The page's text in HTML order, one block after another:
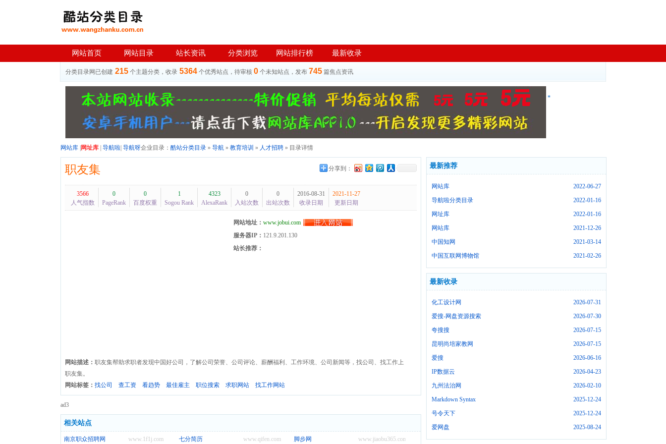
网站首页 网站目录 站长资讯 分类浏览 网站排行榜 最新收录
分类目录网已创建 215 个主题分类，收录 5364 个优秀站点，待审核 0 个未知站点，发布 745 篇焦点资讯
*
网站库 网址库 导航啦 导航呀企业目录： 酷站分类目录 » 导航 » 教育培训 » 人才招聘 » 目录详情
分享到：
职友集
3566
人气指数
0
PageRank
0
百度权重
1
Sogou Rank
4323
AlexaRank
0
入站次数
0
出站次数
2016-08-31
收录日期
2021-11-27
更新日期
网站地址： www.jobui.com
服务器IP： 121.9.201.130
站长推荐：
网站描述： 职友集帮助求职者发现中国好公司，了解公司荣誉、公司评论、薪酬福利、工作环境、公司新闻等，找公司、找工作上
职友集。
网站标签： 找公司 查工资 看趋势 最佳雇主 职位搜索 求职网站 找工作网站
ad3
相关站点
www.1f1j.com
南京职众招聘网 www.qifen.com
七分简历 www.jiaobu365.com
脚步网
最新推荐
2022-06-27
网站库
2022-01-16
导航啦分类目录
2022-01-16
网址库
2021-12-26
网站库
2021-03-14
中国知网
2021-02-26
中国互联网博物馆
最新收录
2026-07-31
化工设计网
2026-07-30
爱搜-网盘资源搜索
2026-07-15
夸搜搜
2026-07-15
昆明尚培家教网
2026-06-16
爱搜
2026-04-23
IP数据云
2026-02-10
九州法治网
2025-12-24
Markdown Syntax
2025-12-24
号令天下
2025-08-24
爱网盘